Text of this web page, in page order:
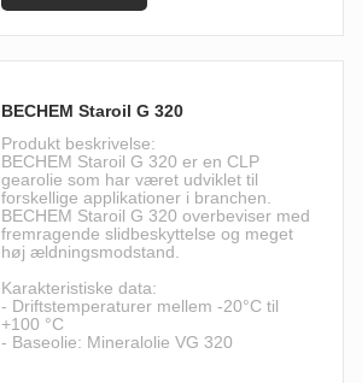
BECHEM Staroil G 320
Produkt beskrivelse:
BECHEM Staroil G 320 er en CLP
gearolie som har været udviklet til
forskellige applikationer i branchen.
BECHEM Staroil G 320 overbeviser med
fremragende slidbeskyttelse og meget
høj ældningsmodstand.
Karakteristiske data:
- Driftstemperaturer mellem -20°C til
+100 °C
- Baseolie: Mineralolie VG 320